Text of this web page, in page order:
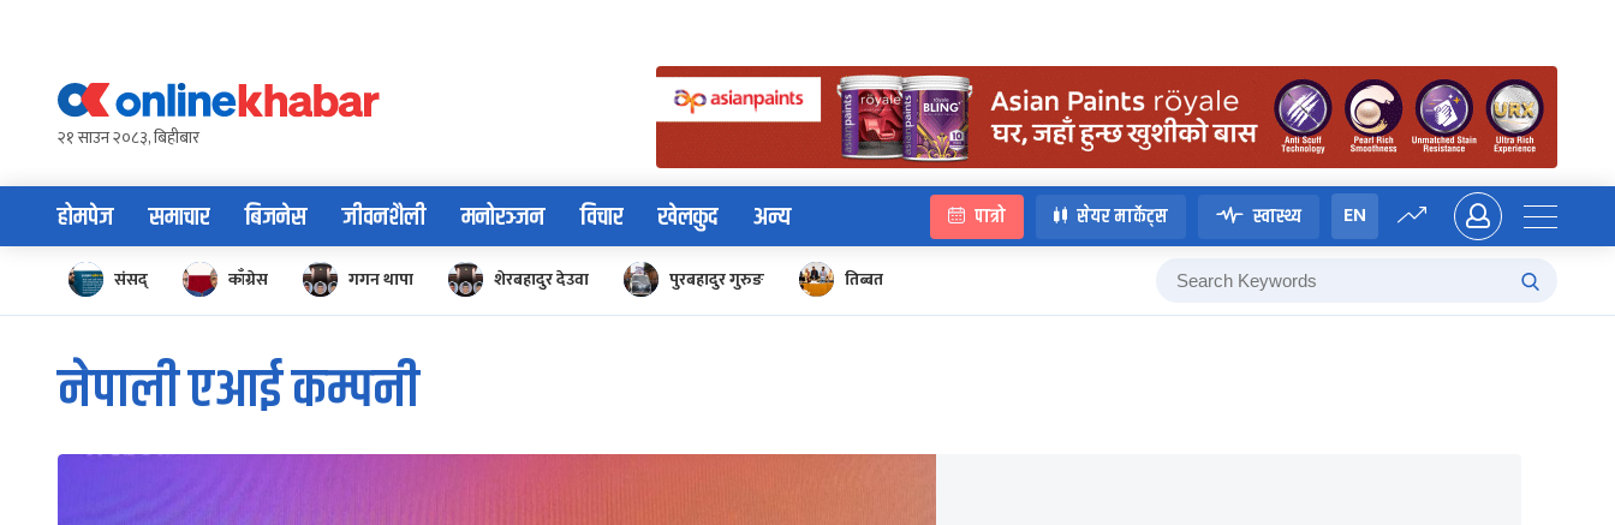
content२१ साउन २०८३, बिहीबार
होमपेज समाचार बिजनेस जीवनशैली मनोरञ्जन विचार खेलकुद अन्य पात्रो सेयर मार्केट्स स्वास्थ्य EN
संसद् काँग्रेस गगन थापा शेरबहादुर देउवा पुरबहादुर गुरुङ तिब्बत
नेपाली एआई कम्पनी